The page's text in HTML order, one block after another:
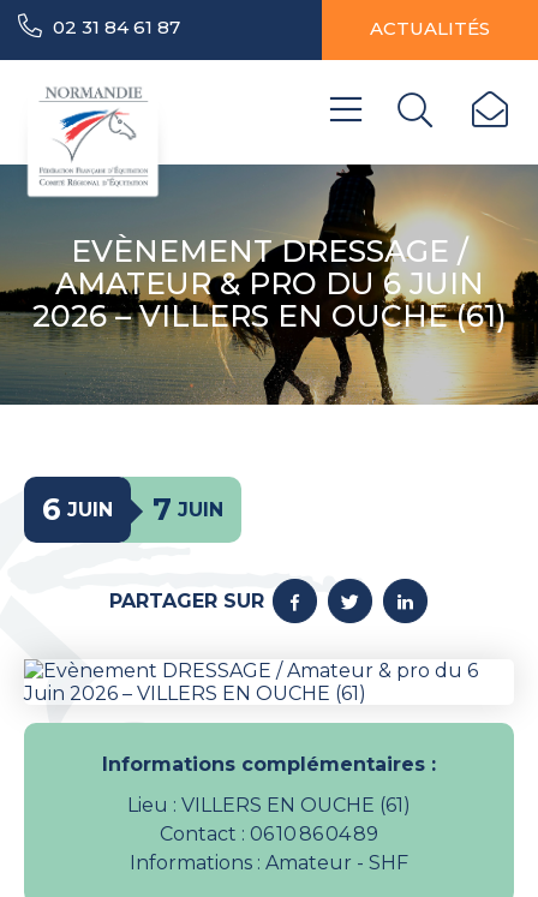
02 31 84 61 87 ACTUALITÉS
EVÈNEMENT DRESSAGE /
AMATEUR & PRO DU 6 JUIN
2026 – VILLERS EN OUCHE (61)
6 JUIN 7 JUIN
PARTAGER SUR
Informations complémentaires :
Lieu : VILLERS EN OUCHE (61)
Contact : 06 10 86 04 89
Informations : Amateur - SHF